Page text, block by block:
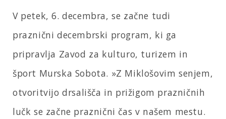
V petek, 6. decembra, se začne tudi
praznični decembrski program, ki ga
pripravlja Zavod za kulturo, turizem in
šport Murska Sobota. »Z Miklošovim senjem,
otvoritvijo drsališča in prižigom prazničnih
lučk se začne praznični čas v našem mestu.